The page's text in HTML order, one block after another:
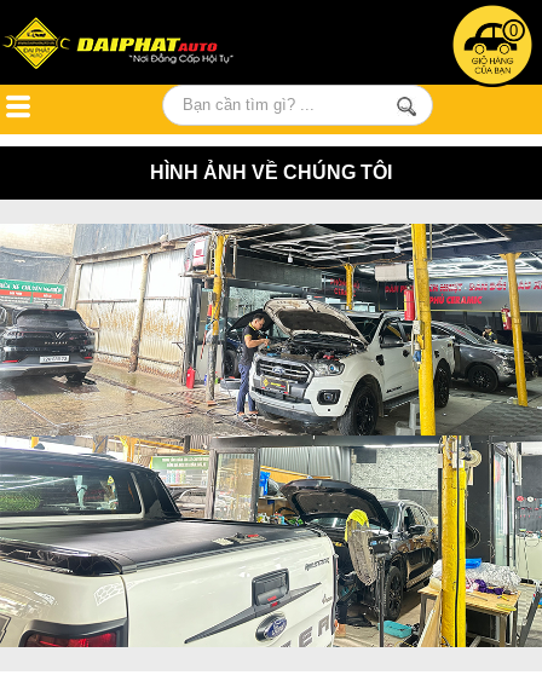
0
HÌNH ẢNH VỀ CHÚNG TÔI